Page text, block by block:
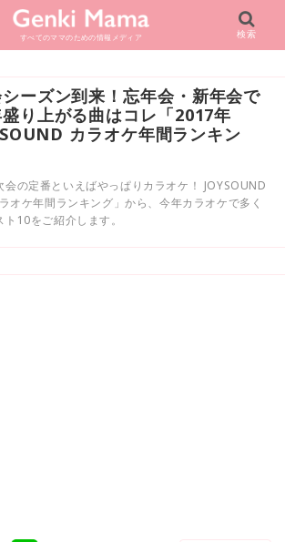
すべてのママのための情報メディア 検索
ーズン到来！忘年会・新年会で
り上がる曲はコレ「2017年
カラオケ年間ランキン
の定番といえばやっぱりカラオケ！ JOYSOUND
オケ年間ランキング」から、今年カラオケで多く
10をご紹介します。